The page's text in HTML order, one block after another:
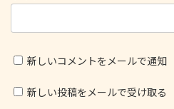
新しいコメントをメールで通知
新しい投稿をメールで受け取る